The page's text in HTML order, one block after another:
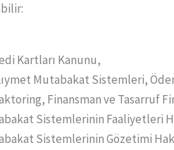
Kartları Kanunu,
Mutabakat Sistemleri,
Finansman ve Tasarruf
Sistemlerinin Faaliyetleri
Sistemlerinin Gözetimi